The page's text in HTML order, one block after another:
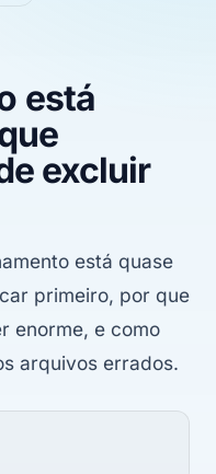
está
excluir
está quase
primeiro, por que
enorme, e como
arquivos errados.